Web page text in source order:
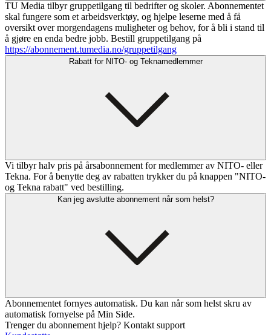
TU Media tilbyr gruppetilgang til bedrifter og skoler. Abonnementet
skal fungere som et arbeidsverktøy, og hjelpe leserne med å få
oversikt over morgendagens muligheter og behov, for å bli i stand til
å gjøre en enda bedre jobb. Bestill gruppetilgang på
https://abonnement.tumedia.no/gruppetilgang
Rabatt for NITO- og Teknamedlemmer
Vi tilbyr halv pris på årsabonnement for medlemmer av NITO- eller
Tekna. For å benytte deg av rabatten trykker du på knappen "NITO-
og Tekna rabatt" ved bestilling.
Kan jeg avslutte abonnement når som helst?
Abonnementet fornyes automatisk. Du kan når som helst skru av
automatisk fornyelse på Min Side.
Trenger du abonnement hjelp? Kontakt support